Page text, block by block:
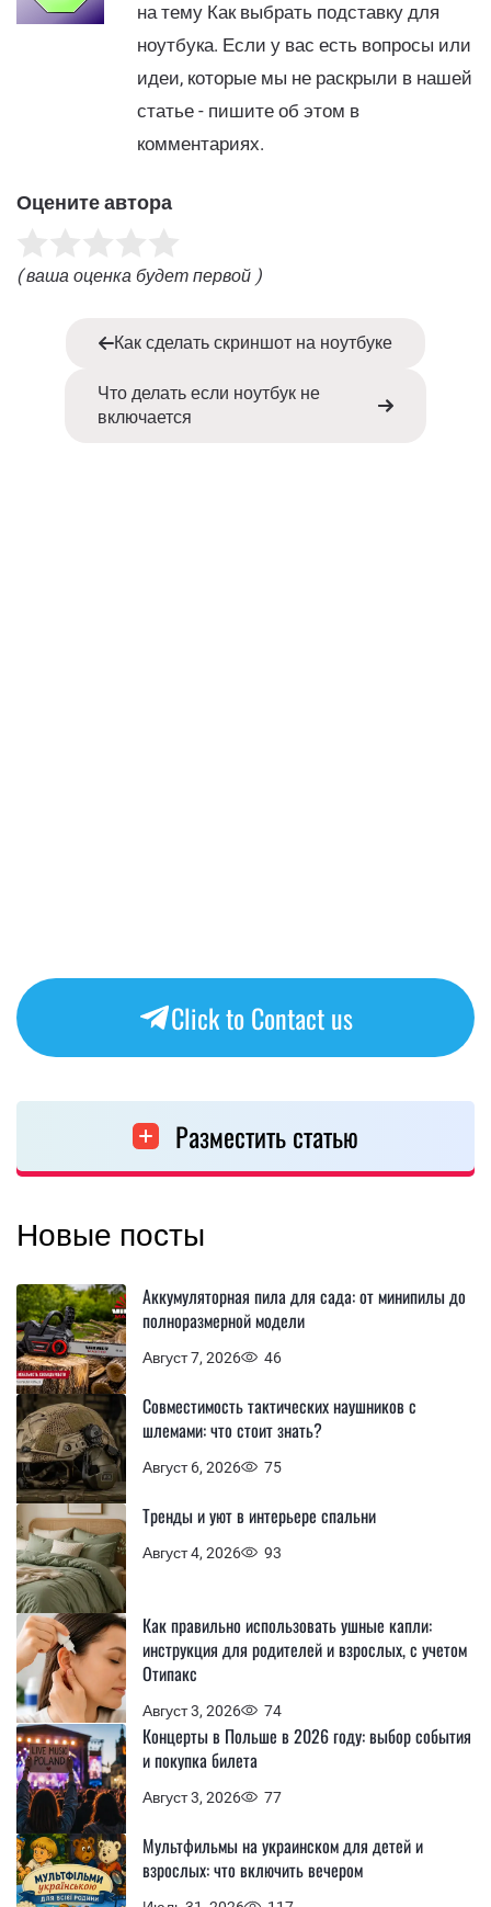
на тему Как выбрать подставку для
ноутбука. Если у вас есть вопросы или
идеи, которые мы не раскрыли в нашей
статье - пишите об этом в
комментариях.
Оцените автора
( ваша оценка будет первой )
Как сделать скриншот на ноутбуке
Что делать если ноутбук не
включается
Click to Contact us
Разместить статью
Новые посты
Август 7, 2026 46
Аккумуляторная пила для сада: от минипилы до
полноразмерной модели
Август 6, 2026 75
Совместимость тактических наушников с
шлемами: что стоит знать?
Август 4, 2026 93
Тренды и уют в интерьере спальни
Август 3, 2026 74
Как правильно использовать ушные капли:
инструкция для родителей и взрослых, с учетом
Отипакс
Август 3, 2026 77
Концерты в Польше в 2026 году: выбор события
и покупка билета
Мультфильмы на украинском для детей и
взрослых: что включить вечером